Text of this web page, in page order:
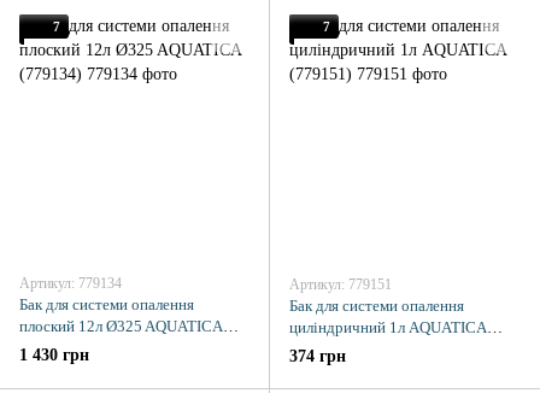
7
Артикул: 779134
Бак для системи опалення
плоский 12л Ø325 AQUATICA
(779134)
1 430 грн
7
Артикул: 779151
Бак для системи опалення
циліндричний 1л AQUATICA
(779151)
374 грн